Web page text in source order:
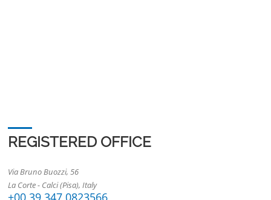
REGISTERED OFFICE
Via Bruno Buozzi, 56
La Corte - Calci (Pisa), Italy